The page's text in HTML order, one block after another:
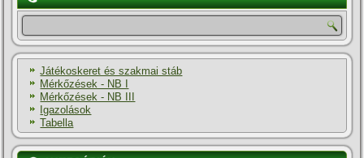
Játékoskeret és szakmai stáb
Mérkőzések - NB I
Mérkőzések - NB III
Igazolások
Tabella